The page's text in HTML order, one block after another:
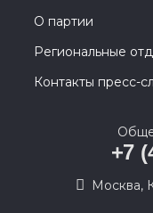
О партии
Региональные
Контакты пресс-
+7
Москва,